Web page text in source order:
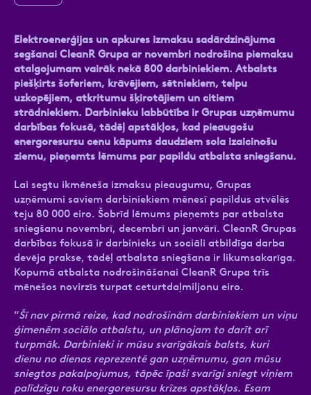
Elektroenerģijas un apkures izmaksu sadārdzinājuma
segšanai CleanR Grupa ar novembri nodrošina piemaksu
atalgojumam vairāk nekā 800 darbiniekiem. Atbalsts
piešķirts šoferiem, krāvējiem, sētniekiem, telpu
uzkopējiem, atkritumu šķirotājiem un citiem
strādniekiem. Darbinieku labbūtība ir Grupas uzņēmumu
darbības fokusā, tādēļ apstākļos, kad pieaugošu
energoresursu cenu kāpums daudziem sola izaicinošu
ziemu, pieņemts lēmums par papildu atbalsta sniegšanu.
Lai segtu ikmēneša izmaksu pieaugumu, Grupas
uzņēmumi saviem darbiniekiem mēnesī papildus atvēlēs
teju 80 000 eiro. Šobrīd lēmums pieņemts par atbalsta
sniegšanu novembrī, decembrī un janvārī. CleanR Grupas
darbības fokusā ir darbinieks un sociāli atbildīga darba
devēja prakse, tādēļ atbalsta sniegšana ir likumsakarīga.
Kopumā atbalsta nodrošināšanai CleanR Grupa trīs
mēnešos novirzīs turpat ceturtdaļmiljonu eiro.
“Šī nav pirmā reize, kad nodrošinām darbiniekiem un viņu
ģimenēm sociālo atbalstu, un plānojam to darīt arī
turpmāk. Darbinieki ir mūsu svarīgākais balsts, kuri
dienu no dienas reprezentē gan uzņēmumu, gan mūsu
sniegtos pakalpojumus, tāpēc īpaši svarīgi sniegt viņiem
palīdzīgu roku energoresursu krīzes apstākļos. Esam
Atzīmējiet, ka piekrītat personas datu
apstrādei. Vairāk